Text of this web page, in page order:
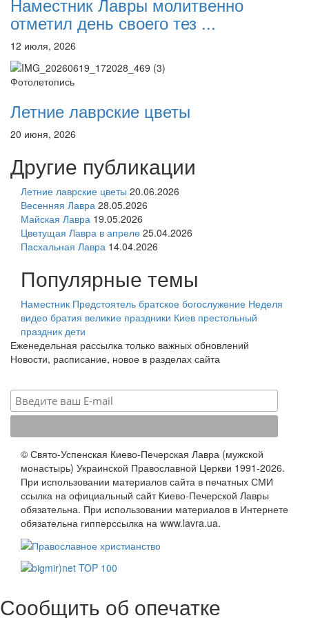
отметил день своего тез ...
12 июля, 2026
Фотолетопись
Летние лаврские цветы
20 июня, 2026
Другие публикации
Летние лаврские цветы 20.06.2026
Весенняя Лавра 28.05.2026
Майская Лавра 19.05.2026
Цветущая Лавра в апреле 25.04.2026
Пасхальная Лавра 14.04.2026
Популярные темы
Наместник Предстоятель братское богослужение Неделя
видео братия великие праздники Киев престольный
праздник дети
Еженедельная рассылка только важных обновлений
Новости, расписание, новое в разделах сайта
© Свято-Успенская Киево-Печерская Лавра (мужской
монастырь) Украинской Православной Церкви 1991-2026.
При использовании материалов сайта в печатных СМИ
ссылка на официальный сайт Киево-Печерской Лавры
обязательна. При использовании материалов в Интернете
обязательна гипперссылка на www.lavra.ua.
Сообщить об опечатке